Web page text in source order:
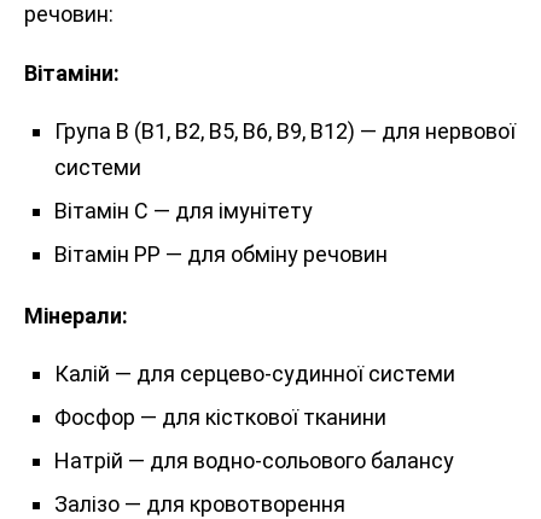
речовин:
Вітаміни:
Група B (B1, B2, B5, B6, B9, B12) — для нервової
системи
Вітамін C — для імунітету
Вітамін PP — для обміну речовин
Мінерали:
Калій — для серцево-судинної системи
Фосфор — для кісткової тканини
Натрій — для водно-сольового балансу
Залізо — для кровотворення